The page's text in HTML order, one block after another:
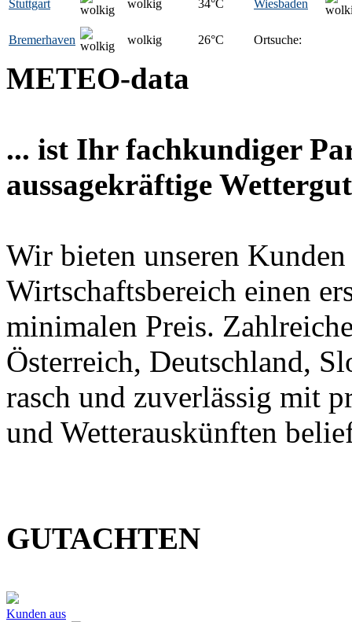
Stuttgart wolkig 34°C Wiesbaden
Bremerhaven wolkig 26°C Ortsuche:
METEO-data
... ist Ihr fachkundiger
aussagekräftige
Wir bieten unseren
Wirtschaftsbereich einen
minimalen Preis.
Österreich, Deutschland,
rasch und zuverlässig mit
und Wetterauskünften
GUTACHTEN
Kunden aus